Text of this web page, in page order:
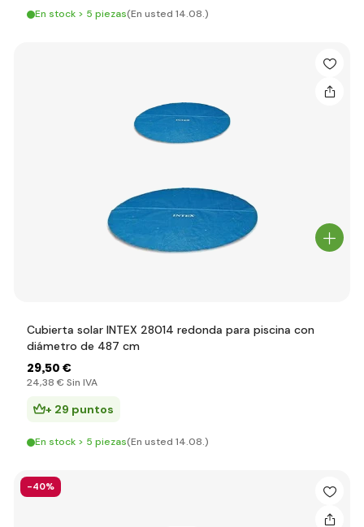
En stock > 5 piezas(En usted 14.08.)
Cubierta solar INTEX 28014 redonda para piscina con
diámetro de 487 cm
29,50 €
24,38 € Sin IVA
+ 29 puntos
En stock > 5 piezas(En usted 14.08.)
-40%